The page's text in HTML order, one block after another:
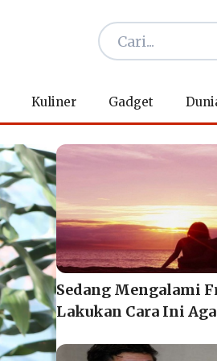
Kuliner Gadget
Sedang Mengalami
Lakukan Cara Ini